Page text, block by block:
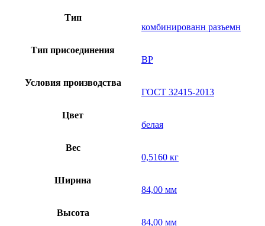
Тип
комбинированн разъемн
Тип присоединения
ВР
Условия производства
ГОСТ 32415-2013
Цвет
белая
Вес
0,5160 кг
Ширина
84,00 мм
Высота
84,00 мм